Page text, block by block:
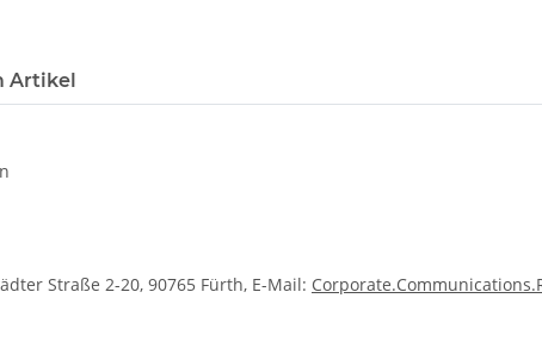
Artikel
Straße 2-20, 90765 Fürth, E-Mail: